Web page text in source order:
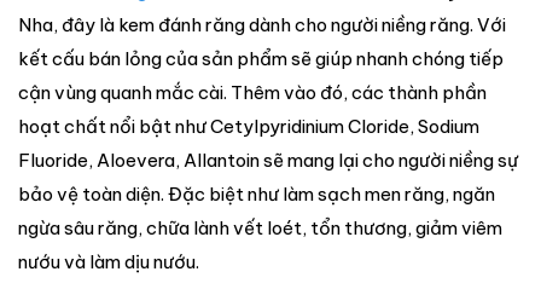
Nha, đây là kem đánh răng dành cho người niềng răng. Với
kết cấu bán lỏng của sản phẩm sẽ giúp nhanh chóng tiếp
cận vùng quanh mắc cài. Thêm vào đó, các thành phần
hoạt chất nổi bật như Cetylpyridinium Cloride, Sodium
Fluoride, Aloevera, Allantoin sẽ mang lại cho người niềng sự
bảo vệ toàn diện. Đặc biệt như làm sạch men răng, ngăn
ngừa sâu răng, chữa lành vết loét, tổn thương, giảm viêm
nướu và làm dịu nướu.